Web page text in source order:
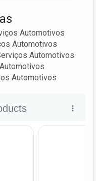
Automotivos
Automotivos
Automotivos
Automotivos